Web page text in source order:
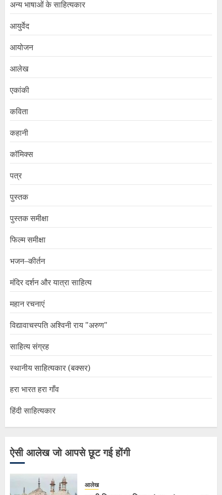
अन्य भाषाओं के साहित्यकार
आयुर्वेद
आयोजन
आलेख
एकांकी
कविता
कहानी
कॉमिक्स
पत्र
पुस्तक
पुस्तक समीक्षा
फिल्म समीक्षा
भजन–कीर्तन
मंदिर दर्शन और यात्रा साहित्य
महान रचनाएं
विद्यावाचस्पति अश्विनी राय "अरुण"
साहित्य संग्रह
स्थानीय साहित्यकार (बक्सर)
हरा भारत हरा गाँव
हिंदी साहित्यकार
ऐसी आलेख जो आपसे छूट गई होंगी
आलेख